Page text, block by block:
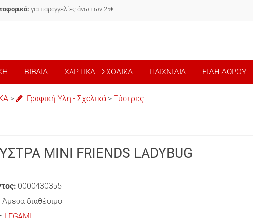
για παραγγελίες άνω των 25€
ΒΙΒΛΙΑ ΧΑΡΤΙΚΑ - ΣΧΟΛΙΚΑ ΠΑΙΧΝΙΔΙΑ ΕΙΔΗ ΔΩΡΟΥ
> Γραφική Ύλη - Σχολικά > Ξύστρες
MINI FRIENDS LADYBUG
0000430355
Άμεσα διαθέσιμο